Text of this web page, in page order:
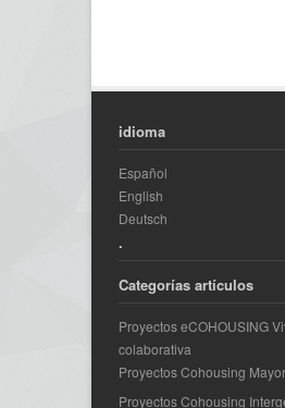
idioma
Español
English
Deutsch
.
Categorías artículos
Proyectos eCOHOUSING
colaborativa
Proyectos Cohousing
Proyectos Cohousing